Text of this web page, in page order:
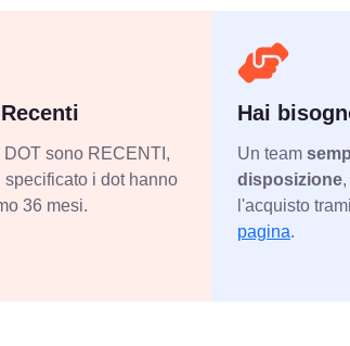
DOT sono RECENTI,
specificato i dot hanno
36 mesi.
Hai
Un team
disposizione,
l'acquisto
pagina.